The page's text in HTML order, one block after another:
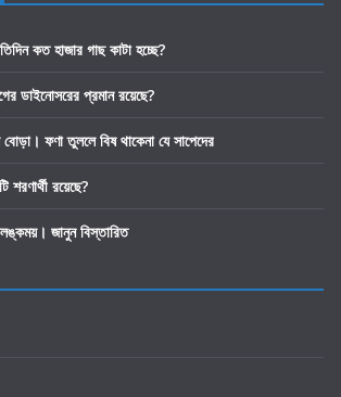
কত হাজার গাছ কাটা হচ্ছে?
ডাইনোসরের প্রমান রয়েছে?
ফণা তুললে বিষ থাকেনা যে সাপেদের
শরণার্থী রয়েছে?
জানুন বিস্তারিত